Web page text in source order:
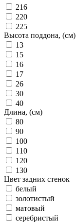
216
220
225
Высота поддона, (см)
13
15
16
17
26
30
40
Длина, (см)
80
90
100
110
120
130
Цвет задних стенок
белый
золотистый
матовый
серебристый